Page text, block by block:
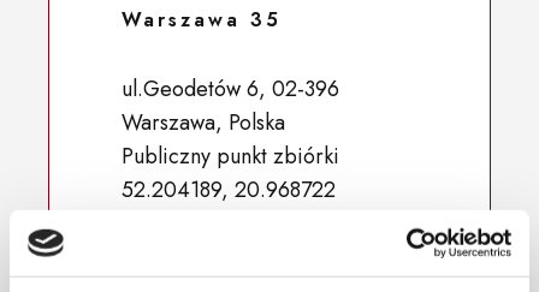
Warszawa 35
ul.Geodetów 6, 02-396
Warszawa, Polska
Publiczny punkt zbiórki
52.204189, 20.968722